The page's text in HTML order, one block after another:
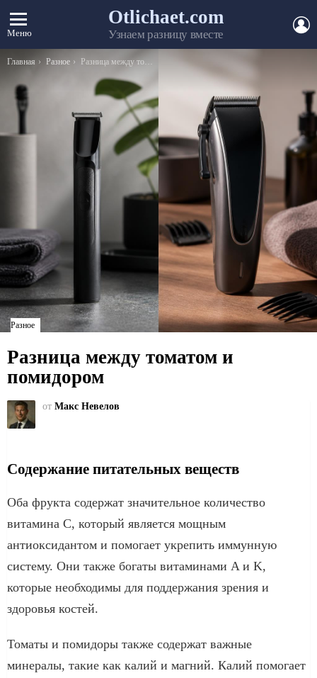
Меню
Otlichaet.com
Узнаем разницу вместе
Вы здесь:
Главная Разное Разница между томатом и помидором
Разное
Разница между томатом и
помидором
от Макс Невелов
Содержание питательных веществ
Оба фрукта содержат значительное количество
витамина C, который является мощным
антиоксидантом и помогает укрепить иммунную
систему. Они также богаты витаминами A и K,
которые необходимы для поддержания зрения и
здоровья костей.
Томаты и помидоры также содержат важные
минералы, такие как калий и магний. Калий помогает